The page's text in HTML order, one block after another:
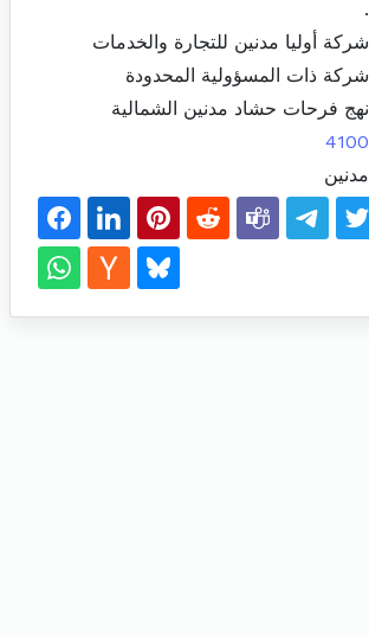
.
شركة أوليا مدنين للتجارة والخدمات
شركة ذات المسؤولية المحدودة
نهج فرحات حشاد مدنين الشمالية
4100
مدنين